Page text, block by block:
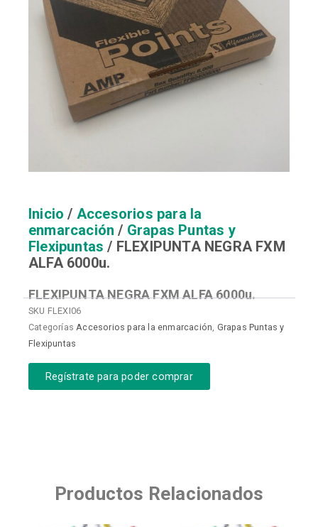
Inicio / Accesorios para la
enmarcación / Grapas Puntas y
Flexipuntas / FLEXIPUNTA NEGRA FXM
ALFA 6000u.
FLEXIPUNTA NEGRA FXM ALFA 6000u.
SKU FLEXI06
Categorías Accesorios para la enmarcación, Grapas Puntas y
Flexipuntas
Regístrate para poder comprar
Productos Relacionados